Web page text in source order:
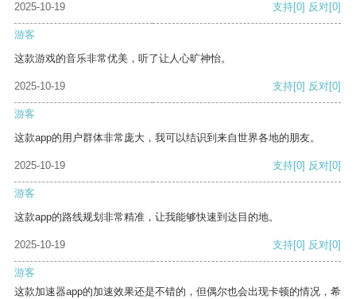
2025-10-19 支持[0] 反对[0]
游客
这款游戏的音乐非常优美，听了让人心旷神怡。
2025-10-19 支持[0] 反对[0]
游客
这款app的用户群体非常庞大，我可以结识到来自世界各地的朋友。
2025-10-19 支持[0] 反对[0]
游客
这款app的路线规划非常精准，让我能够快速到达目的地。
2025-10-19 支持[0] 反对[0]
游客
这款加速器app的加速效果还是不错的，但偶尔也会出现卡顿的情况，希